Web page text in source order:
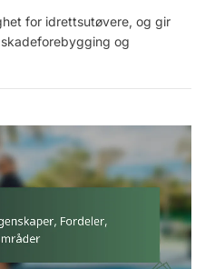
Overganger:
Fordeler,
for idrettsutøvere, og gir
og